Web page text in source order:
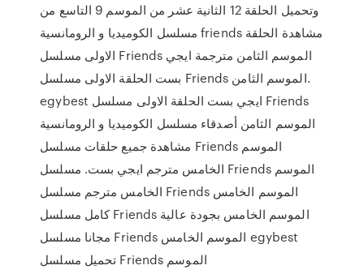
وتحميل الحلقة 12 الثانية عشر من الموسم 9 التاسع من
مسلسل الكوميديا و الرومانسية friends مشاهدة الحلقة
الاولى مسلسل Friends الموسم الثامن مترجمة ايجي
بست الحلقة الاولى مسلسل Friends الموسم الثامن.
egybest ايجي بست الحلقة الاولى مسلسل Friends
الموسم الثامن أصدقاء مسلسل الكوميديا و الرومانسية
مشاهدة جميع حلقات مسلسل Friends الموسم
الخامس مترجم ايجي بست. مسلسل Friends الموسم
الخامس مترجم مسلسل Friends الموسم الخامس
كامل مسلسل Friends الموسم الخامس بجودة عالية
مجانا مسلسل Friends الموسم الخامس egybest
تحميل مسلسل Friends الموسم